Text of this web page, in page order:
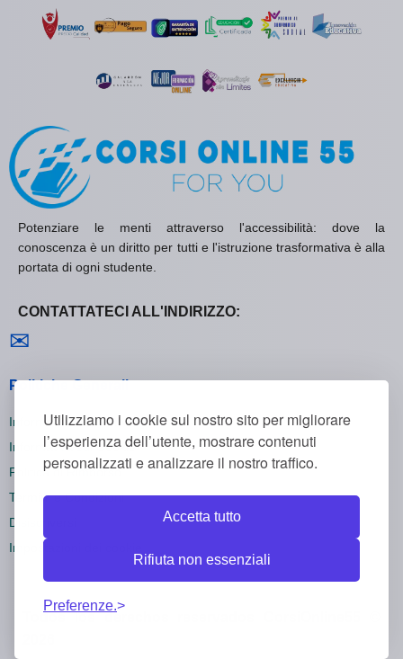
Utilizziamo i cookie sul nostro sito per migliorare
l’esperienza dell’utente, mostrare contenuti
personalizzati e analizzare il nostro traffico.
Accetta tutto
Rifiuta non essenziali
Preferenze.
Potenziare le menti attraverso l'accessibilità: dove la
conoscenza è un diritto per tutti e l'istruzione trasformativa è alla
portata di ogni studente.
CONTATTATECI ALL'INDIRIZZO:
✉
Politiche Generali
Informativa sulla Privacy
Informativa sui Cookie
Politica di Rimborso
Termini e Condizioni
Disiscriversi
Impostazioni dei cookie
Todos los derechos reservados CorsiOnline55 ©